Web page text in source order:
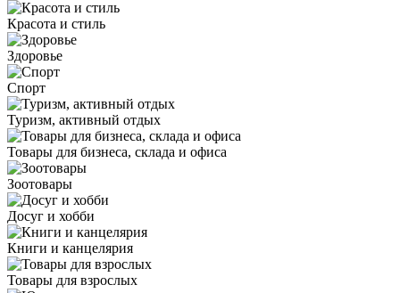
Красота и стиль
Здоровье
Спорт
Туризм, активный отдых
Товары для бизнеса, склада и офиса
Зоотовары
Досуг и хобби
Книги и канцелярия
Товары для взрослых